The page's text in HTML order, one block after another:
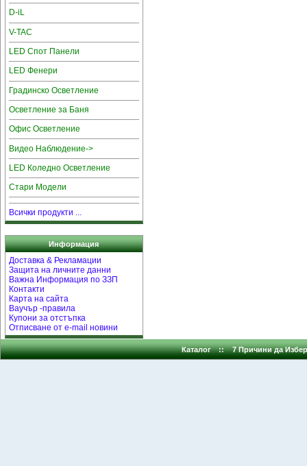
D-iL
V-TAC
LED Спот Панели
LED Фенери
Градинско Осветление
Осветление за Баня
Офис Осветление
Видео Наблюдение->
LED Коледно Осветление
Стари Модели
Всички продукти ...
Информация
Доставка & Рекламации
Защита на личните данни
Важна Информация по ЗЗП
Контакти
Карта на сайта
Ваучър -правила
Купони за отстъпка
Отписване от e-mail новини
Каталог :: 7 Причини да